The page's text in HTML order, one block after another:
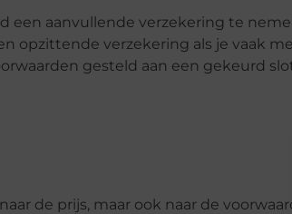
een aanvullende verzekering te
opzittende verzekering als je vaak
gesteld aan een gekeurd
de prijs, maar ook naar de